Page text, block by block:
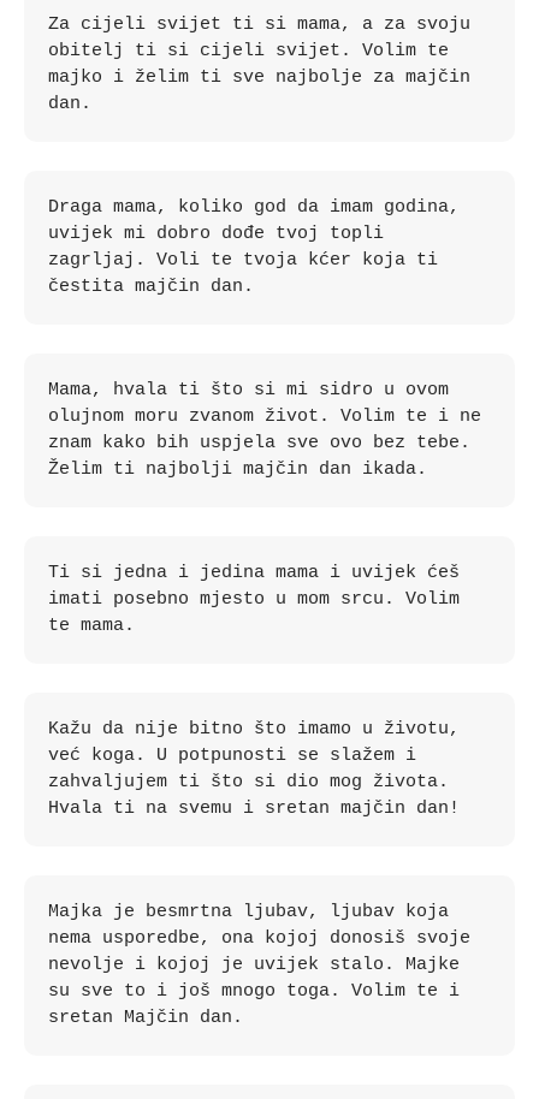
Za cijeli svijet ti si mama, a za svoju
obitelj ti si cijeli svijet. Volim te
majko i želim ti sve najbolje za majčin
dan.
Draga mama, koliko god da imam godina,
uvijek mi dobro dođe tvoj topli
zagrljaj. Voli te tvoja kćer koja ti
čestita majčin dan.
Mama, hvala ti što si mi sidro u ovom
olujnom moru zvanom život. Volim te i ne
znam kako bih uspjela sve ovo bez tebe.
Želim ti najbolji majčin dan ikada.
Ti si jedna i jedina mama i uvijek ćeš
imati posebno mjesto u mom srcu. Volim
te mama.
Kažu da nije bitno što imamo u životu,
već koga. U potpunosti se slažem i
zahvaljujem ti što si dio mog života.
Hvala ti na svemu i sretan majčin dan!
Majka je besmrtna ljubav, ljubav koja
nema usporedbe, ona kojoj donosiš svoje
nevolje i kojoj je uvijek stalo. Majke
su sve to i još mnogo toga. Volim te i
sretan Majčin dan.